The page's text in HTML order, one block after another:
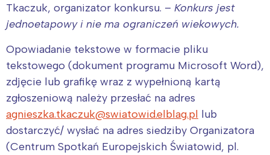
Tkaczuk, organizator konkursu. – Konkurs jest
jednoetapowy i nie ma ograniczeń wiekowych.
Opowiadanie tekstowe w formacie pliku
tekstowego (dokument programu Microsoft Word),
zdjęcie lub grafikę wraz z wypełnioną kartą
zgłoszeniową należy przesłać na adres
agnieszka.tkaczuk@swiatowid.elblag.pl lub
dostarczyć/ wysłać na adres siedziby Organizatora
(Centrum Spotkań Europejskich Światowid, pl.